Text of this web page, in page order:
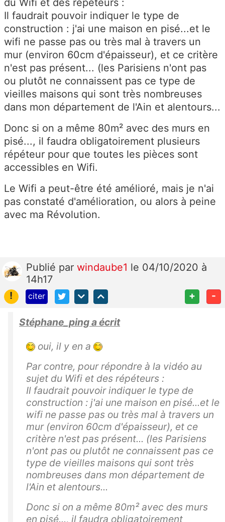
Il faudrait pouvoir indiquer le type de
construction : j'ai une maison en pisé...et le
wifi ne passe pas ou très mal à travers un
mur (environ 60cm d'épaisseur), et ce critère
n'est pas présent... (les Parisiens n'ont pas
ou plutôt ne connaissent pas ce type de
vieilles maisons qui sont très nombreuses
dans mon département de l'Ain et alentours...
Donc si on a même 80m² avec des murs en
pisé..., il faudra obligatoirement plusieurs
répéteur pour que toutes les pièces sont
accessibles en Wifi.
Le Wifi a peut-être été amélioré, mais je n'ai
pas constaté d'amélioration, ou alors à peine
avec ma Révolution.
Publié par windaube1 le 04/10/2020 à
14h17
!
citer + -
Stéphane_ping a écrit
oui, il y en a
Par contre, pour répondre à la vidéo au
sujet du Wifi et des répéteurs :
Il faudrait pouvoir indiquer le type de
construction : j'ai une maison en pisé...et le
wifi ne passe pas ou très mal à travers un
mur (environ 60cm d'épaisseur), et ce
critère n'est pas présent... (les Parisiens
n'ont pas ou plutôt ne connaissent pas ce
type de vieilles maisons qui sont très
nombreuses dans mon département de
l'Ain et alentours...
Donc si on a même 80m² avec des murs
en pisé..., il faudra obligatoirement